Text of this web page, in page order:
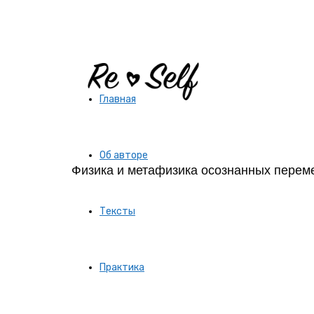
Re-
Self
Создай
Физика и метафизика осознанных
Главная
Об авторе
Тексты
Практика